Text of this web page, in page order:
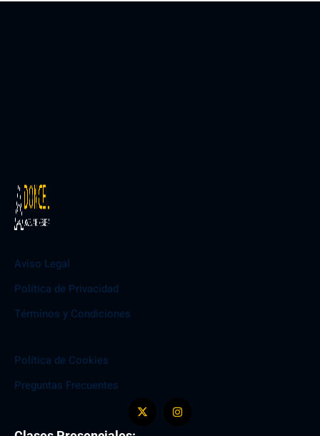
Aviso Legal
Política de Privacidad
Términos y Condiciones
Política de Cookies
Preguntas Frecuentes